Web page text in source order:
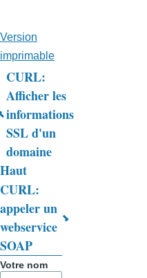
Version
imprimable
Liens
transversaux
de
livre
pour
Trucs
&
Astuces
CURL:
Afficher les
informations
SSL d'un
domaine
Haut
CURL:
appeler un
webservice
SOAP
Votre nom